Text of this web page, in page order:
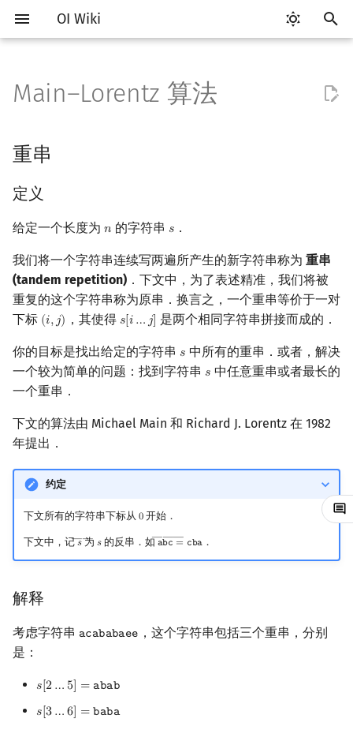
OI Wiki
始
搜
索
Getting Started
关于本项目
如何参与
OI Wiki 不是什么
格式手册
数学符号表
镜像站列表
致谢
比赛相关简介
赛事
OI 赛事与赛制
题型
题型概述
学习路线
学习资源
技巧
读入、输出优化
工具软件简介
代码编辑工具
Vim
Eclipse
Notepad++
Dev-C++
CLion
评测工具
评测工具简介
Lemon
命令行
命令行编译与调试
编译器
Special Judge
Testlib
Testlib 简介
Interactor
Checker
Polygon
OJ 工具
语言基础简介
C++ 基础
Hello, World!
流程控制语句
高级数据类型
文件操作
C++ 标准库
C++ 标准库简介
string
pair
C++ 进阶
类
引用
常量
Lambda 表达式
pb_ds
C++ 与其他常用语言的区别
Pascal 转 C++ 急救
Java 速成
Java 进阶
算法基础简介
复杂度
复杂度简介
枚举
模拟
递归 & 分治
贪心
排序简介
计数排序
基数排序
归并排序
堆排序
前缀和 & 差分
二分
倍增
构造
搜索部分简介
DFS（搜索）
BFS（搜索）
双向搜索
启发式搜索
A*
IDA*
回溯法
Dancing Links
Alpha–Beta 剪枝
动态规划部分简介
动态规划基础
记忆化搜索
背包 DP
区间 DP
DAG 上的 DP
状压 DP
数位 DP
插头 DP
计数 DP
DP 套 DP
DP 优化
DP 优化简介
Slope Trick 优化
WQS 二分
其它 DP 方法
后缀数组简介
最优原地后缀排序算法
重串
定义
解释
重串的个数
Main–Lorentz 算法
解释
寻找交叉重串
左偏重串的判定
实现
数学部分简介
布尔代数
数字系统
数字系统简介
位操作
二进制集合操作
高精度计算
置换和排列
弧度制与坐标系
复数
数论
数论基础
欧拉函数
筛法
裴蜀定理 & 一次不定方程
费马小定理 & 欧拉定理
多项式与生成函数简介
快速沃尔什变换
Chirp Z 变换
多项式多点求值|快速插值
多项式初等函数
多项式平移|连续点值平移
排列组合
错位排列
卡特兰数
贝尔数
伯努利数
线性代数
线性代数简介
初等变换
行列式
线性基
线性映射
线性规划
线性规划基础
抽象代数
基本概念
Schreier–Sims 算法
基本概念
概率不等式
博弈论简介
插值
数据结构部分简介
栈
队列
链表
哈希表
并查集
并查集
堆简介
块状数据结构
分块思想
Sqrt Tree
单调栈
单调队列
ST 表
线段树基础
区间最值操作 & 区间历史
值
Kinetic Tournament Tree
划分树
二叉搜索树 & 平衡树
二叉搜索树 & 平衡树
替罪羊树
笛卡尔树
AVL 树
红黑树
跳表
可持久化数据结构简介
可持久化字典树
可持久化可并堆
线段树套线段树
分块套树状数组
Link Cut Tree
图论部分简介
图论相关概念
图的存储
DFS（图论）
BFS（图论）
树上问题
树基础
最近公共祖先
树链剖分
虚树
树分治
拓扑排序
最短路问题
最短路
生成树问题
最小生成树
斯坦纳树
强连通分量
点/边连通度
环计数问题
最小环
2-SAT
网络流简介
上下界网络流
Stoer–Wagner 算法
图匹配
一般图最大权匹配
稳定匹配
计算几何部分简介
二维计算几何基础
三维计算几何基础
距离
Pick 定理
三角剖分
扫描线
旋转卡壳
半平面交
平面最近点对
计算几何杂项
杂项简介
离散化
双指针
离线算法
离线算法简介
分数规划
随机化
随机函数
有限状态自动机
计算理论基础
字节顺序
约瑟夫问题
主元素问题
Garsia–Wachs 算法
15-puzzle
RMQ
并查集应用
括号序列
线段树与离线询问
Main–Lorentz 算法
重串
定义
给定一个长度为 𝑛
n 的字符串 𝑠
s ．
我们将一个字符串连续写两遍所产生的新字符串称为 重串
(tandem repetition) ．下文中，为了表述精准，我们将被
重复的这个字符串称为原串．换言之，一个重串等价于一对
下标 (𝑖,𝑗)
(i,j) ，其使得 𝑠[𝑖…𝑗]
s[i…j ] 是两个相同字符串拼接而成的．
你的目标是找出给定的字符串 𝑠
s 中所有的重串．或者，解决
一个较为简单的问题：找到字符串 𝑠
s 中任意重串或者最长的
一个重串．
下文的算法由 Michael Main 和 Richard J. Lorentz 在 1982
年提出．
约定
下文所有的字符串下标从 0
0开始．
下文中，记――
𝑠
s―
为 𝑠
s的反串．如―――
𝚊𝚋𝚌 = 𝚌𝚋𝚊
abc ―= cba ．
解释
考虑字符串 𝚊𝚌𝚊𝚋𝚊𝚋𝚊𝚎𝚎
acababaee ，这个字符串包括三个重串，分别
是：
𝑠[2…5] = 𝚊𝚋𝚊𝚋
s 2 …5]= ab ab
𝑠[3…6] = 𝚋𝚊𝚋𝚊
s 3 …6]= baba